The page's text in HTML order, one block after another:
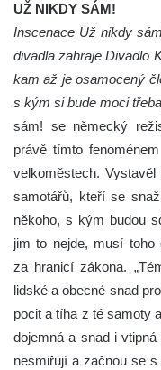
UŽ NIKDY SÁM!
Inscenace Už nikdy
divadla zahraje Divadlo
kam až je osamocený
s kým si bude moci
sám! se německý
právě tímto
velkoměstech.
samotářů, kteří se
někoho, s kým budou
jim to nejde, musí toho
za hranicí zákona.
lidské a obecné snad
pocit a tíha z té samoty
dojemná a snad i
nesmiřují a začnou se